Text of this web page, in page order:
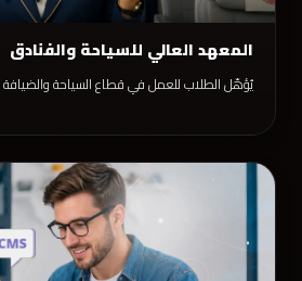
المعهد العالي للسياحة والفنادق
يُؤهّل الطلاب للعمل في قطاع السياحة والضيافة